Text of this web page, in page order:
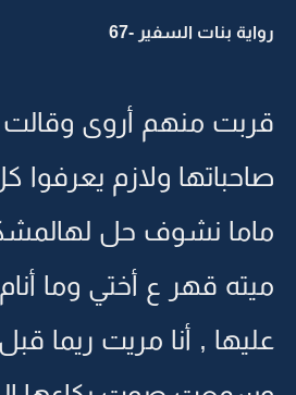
رواية بنات السفير -67
قربت منهم أروى وقالت
صاحباتها ولازم يعرفوا
ماما نشوف حل
ميته قهر ع أختي وما أنام
عليها , أنا مريت ريما